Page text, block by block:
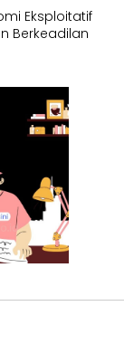
Eksploitatif
Berkeadilan